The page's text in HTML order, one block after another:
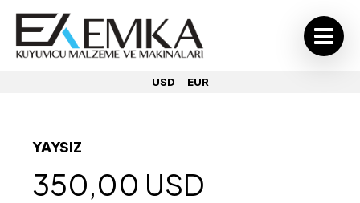
USD EUR
YAYSIZ
350,00 USD